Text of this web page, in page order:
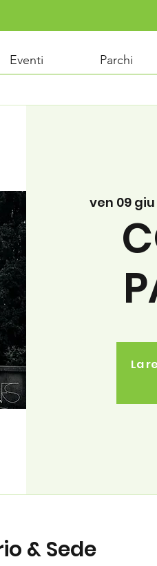
Eventi Parchi
ven 09 giu
La
& Sede